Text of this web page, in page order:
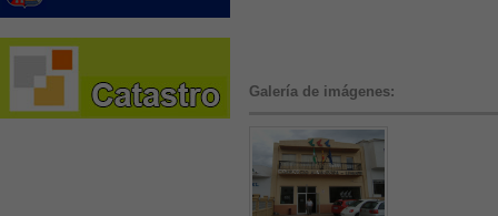
Galería de imágenes: